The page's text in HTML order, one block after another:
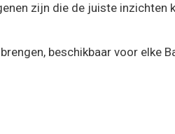
zijn die de juiste
beschikbaar voor elke